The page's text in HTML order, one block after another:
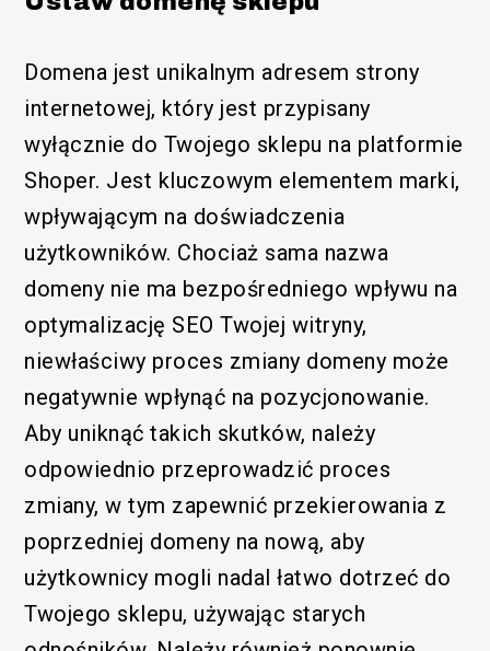
Domena jest unikalnym adresem strony
internetowej, który jest przypisany
wyłącznie do Twojego sklepu na platformie
Shoper. Jest kluczowym elementem marki,
wpływającym na doświadczenia
użytkowników. Chociaż sama nazwa
domeny nie ma bezpośredniego wpływu na
optymalizację SEO Twojej witryny,
niewłaściwy proces zmiany domeny może
negatywnie wpłynąć na pozycjonowanie.
Aby uniknąć takich skutków, należy
odpowiednio przeprowadzić proces
zmiany, w tym zapewnić przekierowania z
poprzedniej domeny na nową, aby
użytkownicy mogli nadal łatwo dotrzeć do
Twojego sklepu, używając starych